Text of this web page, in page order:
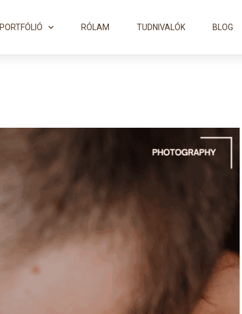
PORTFÓLIÓ RÓLAM TUDNIVALÓK BLOG